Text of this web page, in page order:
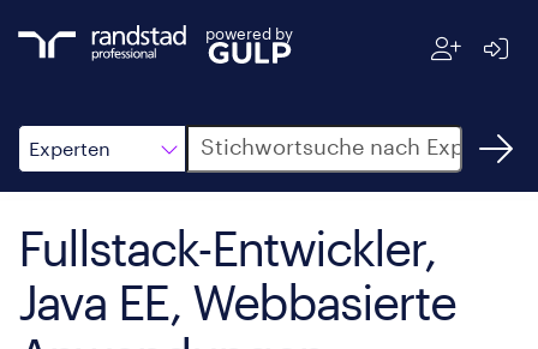
powered by
Experten
Suche
Fullstack-Entwickler,
Java EE, Webbasierte